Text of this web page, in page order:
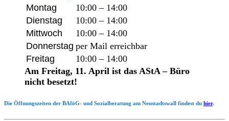
Montag
10:00 – 14:00
Dienstag
10:00 – 14:00
Mittwoch
10:00 – 14:00
Donnerstag per Mail erreichbar
Freitag
10:00 – 14:00
Am Freitag, 11. April ist das AStA – Büro
nicht besetzt!
Die Öffnungszeiten der BAföG- und Sozialberatung am Neustadtswall findest du hier.